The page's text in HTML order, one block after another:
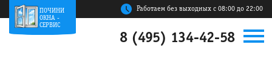
ПОЧИНИ
ОКНА -
СЕРВИС
Работаем без выходных с 08:00 до 22:00
8 (495) 134-42-58